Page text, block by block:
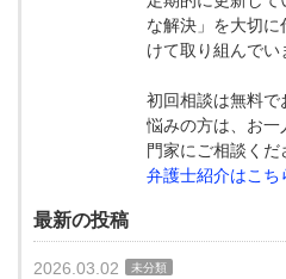
な解決」を大切に
けて取り組んでい
初回相談は無料で
悩みの方は、お一
門家にご相談くだ
弁護士紹介はこち
最新の投稿
2026.03.02 未分類